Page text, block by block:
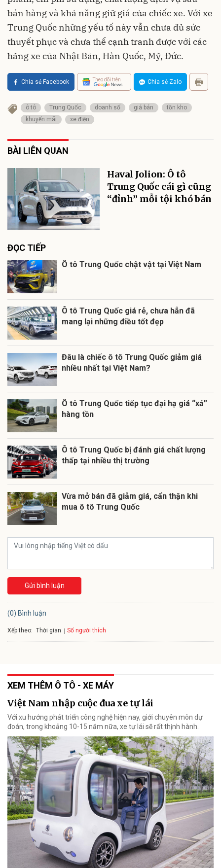
bán hàng và khả năng giữ giá của chiếc xe. Với xe
Trung Quốc những yếu tố này vẫn chưa đủ sức
thuyết phục và chưa thể cạnh tranh được với các
hãng xe của Nhật Bản, Hàn Quốc, Mỹ, Đức.
Chia sẻ Facebook Theo dõi trên Chia sẻ Zalo
ô tô Trung Quốc doanh số giá bán
tồn kho
khuyến mãi
xe điện
BÀI LIÊN QUAN
Haval Jolion: Ô tô
Trung Quốc cái gì cũng
“đỉnh” mỗi tội khó bán
ĐỌC TIẾP
Ô tô Trung Quốc chật vật tại Việt Nam
Ô tô Trung Quốc giá rẻ, chưa hẳn đã
mang lại những điều tốt đẹp
Đâu là chiếc ô tô Trung Quốc giảm giá
nhiều nhất tại Việt Nam?
Ô tô Trung Quốc tiếp tục đại hạ giá “xả”
hàng tồn
Ô tô Trung Quốc bị đánh giá chất lượng
thấp tại nhiều thị trường
Vừa mở bán đã giảm giá, cẩn thận khi
mua ô tô Trung Quốc
Gửi bình luận
(0) Bình luận
Xếp theo: Thời gian Số người thích
XEM THÊM Ô TÔ - XE MÁY
Việt Nam nhập cuộc đua xe tự lái
Với xu hướng phát triển công nghệ hiện nay, giới chuyên môn dự
đoán, trong khoảng 10-15 năm nữa, xe tự lái sẽ rất thịnh hành.